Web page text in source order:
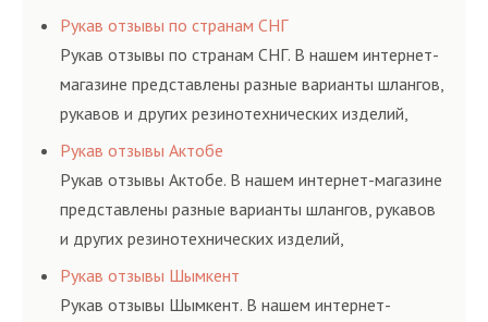
соответствующих ГОСТам, техническим условиям
и нормативам.
Рукав отзывы по странам СНГ
Рукав отзывы по странам СНГ. В нашем интернет-
магазине представлены разные варианты шлангов,
рукавов и других резинотехнических изделий,
соответствующих ГОСТам, техническим условиям
и нормативам.
Рукав отзывы Актобе
Рукав отзывы Актобе. В нашем интернет-магазине
представлены разные варианты шлангов, рукавов
и других резинотехнических изделий,
соответствующих ГОСТам, техническим условиям
и нормативам.
Рукав отзывы Шымкент
Рукав отзывы Шымкент. В нашем интернет-